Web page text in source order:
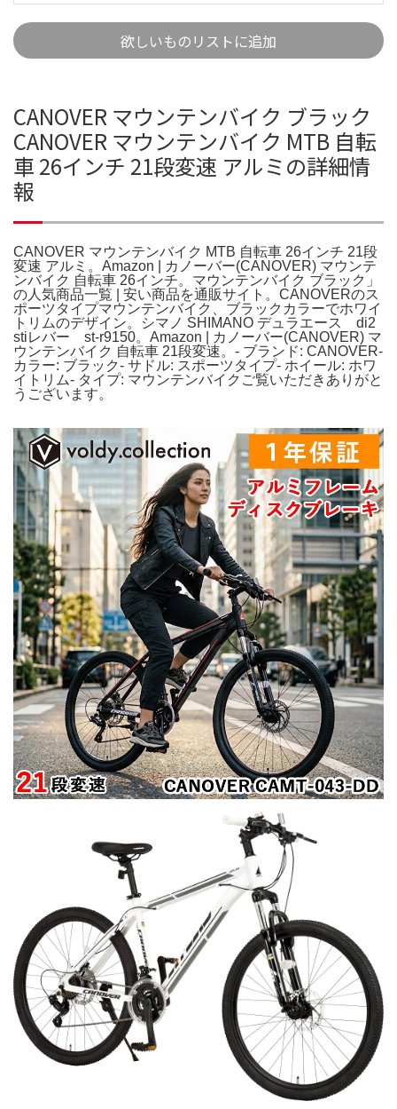
欲しいものリストに追加
CANOVER マウンテンバイク ブラック
CANOVER マウンテンバイク MTB 自転
車 26インチ 21段変速 アルミの詳細情
報
CANOVER マウンテンバイク MTB 自転車 26インチ 21段
変速 アルミ。Amazon | カノーバー(CANOVER) マウンテ
ンバイク 自転車 26インチ。マウンテンバイク ブラック」
の人気商品一覧 | 安い商品を通販サイト。CANOVERのス
ポーツタイプマウンテンバイク、ブラックカラーでホワイ
トリムのデザイン。シマノ SHIMANO デュラエース di2
stiレバー st-r9150。Amazon | カノーバー(CANOVER) マ
ウンテンバイク 自転車 21段変速。- ブランド: CANOVER-
カラー: ブラック- サドル: スポーツタイプ- ホイール: ホワ
イトリム- タイプ: マウンテンバイクご覧いただきありがと
うございます。